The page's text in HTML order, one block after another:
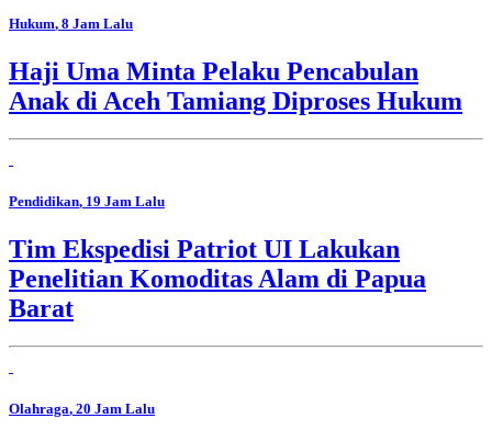
Hukum, 8 Jam Lalu
Haji Uma Minta Pelaku Pencabulan
Anak di Aceh Tamiang Diproses Hukum
Pendidikan, 19 Jam Lalu
Tim Ekspedisi Patriot UI Lakukan
Penelitian Komoditas Alam di Papua
Barat
Olahraga, 20 Jam Lalu